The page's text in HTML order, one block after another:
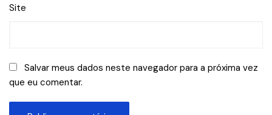
Site
Salvar meus dados neste navegador para a próxima vez
que eu comentar.